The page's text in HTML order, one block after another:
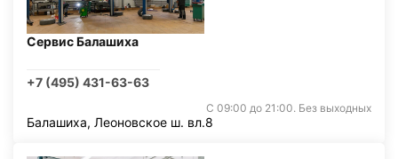
Сервис Балашиха
+7 (495) 431-63-63
С 09:00 до 21:00. Без выходных
Балашиха, Леоновское ш. вл.8